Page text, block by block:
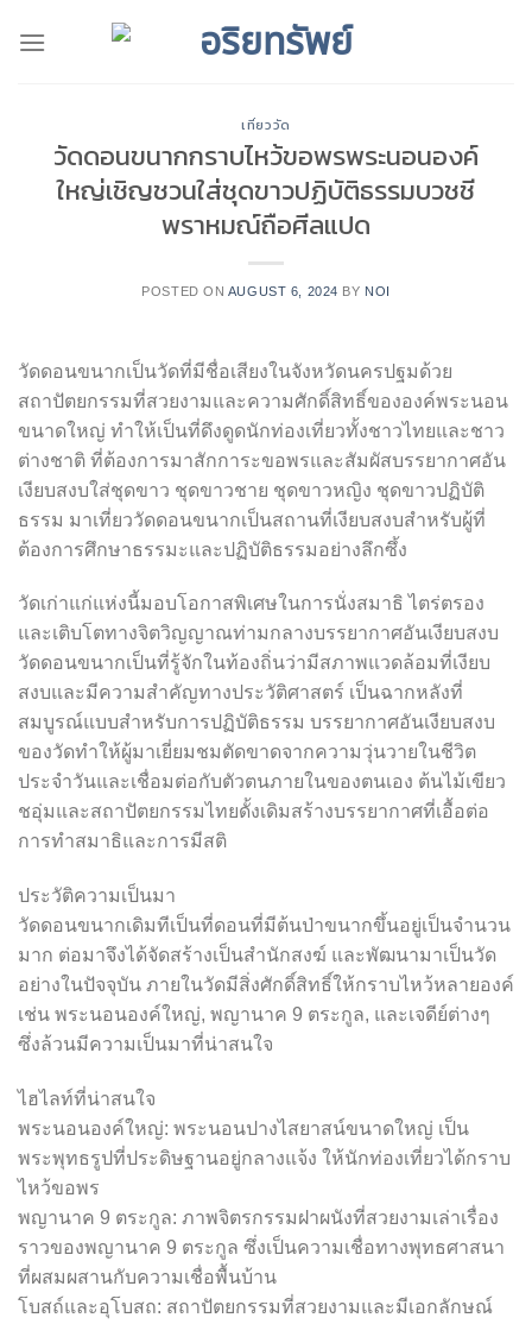
เที่ยววัด
วัดดอนขนากกราบไหว้ขอพรพระนอนองค์
ใหญ่เชิญชวนใส่ชุดขาวปฏิบัติธรรมบวชชี
พราหมณ์ถือศีลแปด
POSTED ON AUGUST 6, 2024 BY NOI
วัดดอนขนากเป็นวัดที่มีชื่อเสียงในจังหวัดนครปฐมด้วย
สถาปัตยกรรมที่สวยงามและความศักดิ์สิทธิ์ขององค์พระนอน
ขนาดใหญ่ ทำให้เป็นที่ดึงดูดนักท่องเที่ยวทั้งชาวไทยและชาว
ต่างชาติ ที่ต้องการมาสักการะขอพรและสัมผัสบรรยากาศอัน
เงียบสงบใส่ชุดขาว ชุดขาวชาย ชุดขาวหญิง ชุดขาวปฏิบัติ
ธรรม มาเที่ยววัดดอนขนากเป็นสถานที่เงียบสงบสำหรับผู้ที่
ต้องการศึกษาธรรมะและปฏิบัติธรรมอย่างลึกซึ้ง
วัดเก่าแก่แห่งนี้มอบโอกาสพิเศษในการนั่งสมาธิ ไตร่ตรอง
และเติบโตทางจิตวิญญาณท่ามกลางบรรยากาศอันเงียบสงบ
วัดดอนขนากเป็นที่รู้จักในท้องถิ่นว่ามีสภาพแวดล้อมที่เงียบ
สงบและมีความสำคัญทางประวัติศาสตร์ เป็นฉากหลังที่
สมบูรณ์แบบสำหรับการปฏิบัติธรรม บรรยากาศอันเงียบสงบ
ของวัดทำให้ผู้มาเยี่ยมชมตัดขาดจากความวุ่นวายในชีวิต
ประจำวันและเชื่อมต่อกับตัวตนภายในของตนเอง ต้นไม้เขียว
ชอุ่มและสถาปัตยกรรมไทยดั้งเดิมสร้างบรรยากาศที่เอื้อต่อ
การทำสมาธิและการมีสติ
ประวัติความเป็นมา
วัดดอนขนากเดิมทีเป็นที่ดอนที่มีต้นป่าขนากขึ้นอยู่เป็นจำนวน
มาก ต่อมาจึงได้จัดสร้างเป็นสำนักสงฆ์ และพัฒนามาเป็นวัด
อย่างในปัจจุบัน ภายในวัดมีสิ่งศักดิ์สิทธิ์ให้กราบไหว้หลายองค์
เช่น พระนอนองค์ใหญ่, พญานาค 9 ตระกูล, และเจดีย์ต่างๆ
ซึ่งล้วนมีความเป็นมาที่น่าสนใจ
ไฮไลท์ที่น่าสนใจ
พระนอนองค์ใหญ่: พระนอนปางไสยาสน์ขนาดใหญ่ เป็น
พระพุทธรูปที่ประดิษฐานอยู่กลางแจ้ง ให้นักท่องเที่ยวได้กราบ
ไหว้ขอพร
พญานาค 9 ตระกูล: ภาพจิตรกรรมฝาผนังที่สวยงามเล่าเรื่อง
ราวของพญานาค 9 ตระกูล ซึ่งเป็นความเชื่อทางพุทธศาสนา
ที่ผสมผสานกับความเชื่อพื้นบ้าน
โบสถ์และอุโบสถ: สถาปัตยกรรมที่สวยงามและมีเอกลักษณ์